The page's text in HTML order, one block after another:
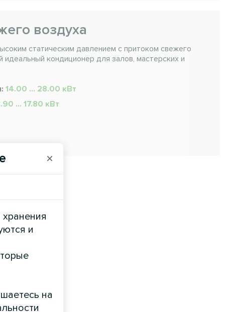
воздуха
статическим давлением с притоком свежего
идеальный кондиционер для залов, мастерских и
14.00 ... 28.00 кВт
... 17.80 кВт
×
и
на